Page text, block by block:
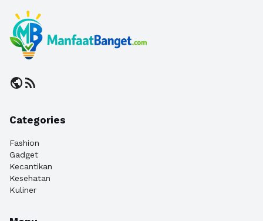
publicrss_feed
Categories
Fashion
Gadget
Kecantikan
Kesehatan
Kuliner